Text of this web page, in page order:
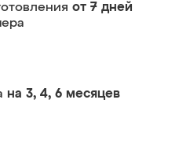
от 7 дней
на 3, 4, 6 месяцев